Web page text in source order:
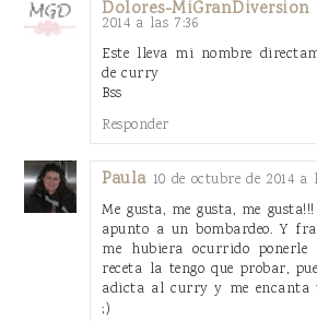
Dolores-MiGranDiversion
2014 a las 7:36
Este lleva mi nombre
de curry
Bss
Responder
Paula 10 de octubre de 2014 a
Me gusta, me gusta, me
apunto a un bombardeo. Y
me hubiera ocurrido ponerle
receta la tengo que probar,
adicta al curry y me encanta
;)